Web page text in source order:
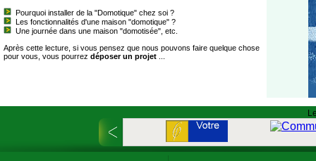
Pourquoi installer de la "Domotique" chez soi ?
Les fonctionnalités d'une maison "domotique" ?
Une journée dans une maison "domotisée", etc.
Après cette lecture, si vous pensez que nous pouvons faire quelque chose
pour vous, vous pourrez déposer un projet